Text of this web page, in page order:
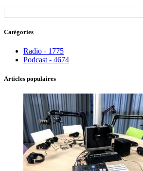
Catégories
Radio - 1775
Podcast - 4674
Articles populaires